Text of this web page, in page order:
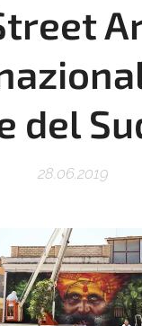
del
28.06.2019